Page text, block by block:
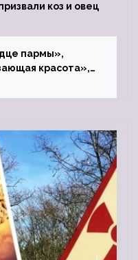
коз и овец
пармы»,
красота»,